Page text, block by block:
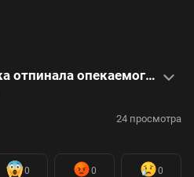
«Я не монстр». Тюменка отпинала опекаемого ребенка, и его забрали из семьи — подробности
24 просмотра
0 0 0